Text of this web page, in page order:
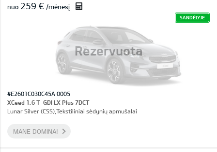
Rezervuota
nuo 259 € /mėnesį
SANDĖLYJE
#E2601C030C45A 0005
XCeed 1,6 T-GDI LX Plus 7DCT
Lunar Silver (CSS),Tekstiliniai sėdynių apmušalai
MANE DOMINA!